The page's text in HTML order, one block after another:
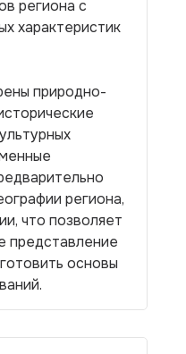
региона с
характеристик
природно-
региона,
что позволяет
представление
основы